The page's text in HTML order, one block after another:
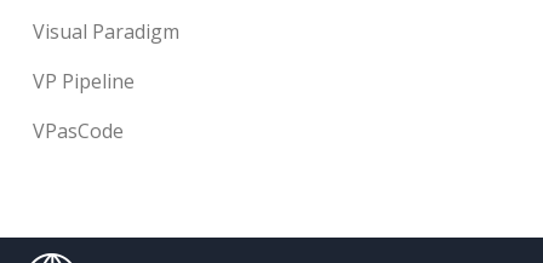
Visual Paradigm
VP Pipeline
VPasCode